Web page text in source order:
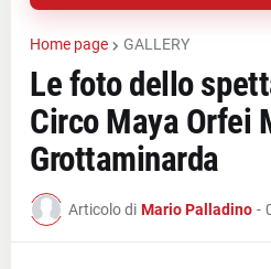
Home page GALLERY
Le foto dello
Circo Maya Orfei
Grottaminarda
Articolo di Mario Palladino -